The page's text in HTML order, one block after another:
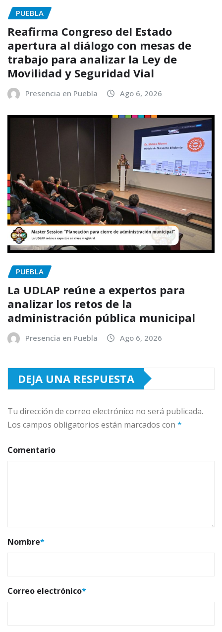
PUEBLA
Reafirma Congreso del Estado
apertura al diálogo con mesas de
trabajo para analizar la Ley de
Movilidad y Seguridad Vial
Presencia en Puebla Ago 6, 2026
PUEBLA
La UDLAP reúne a expertos para
analizar los retos de la
administración pública municipal
Presencia en Puebla Ago 6, 2026
DEJA UNA RESPUESTA
Tu dirección de correo electrónico no será publicada.
Los campos obligatorios están marcados con *
Comentario
Nombre*
Correo electrónico*